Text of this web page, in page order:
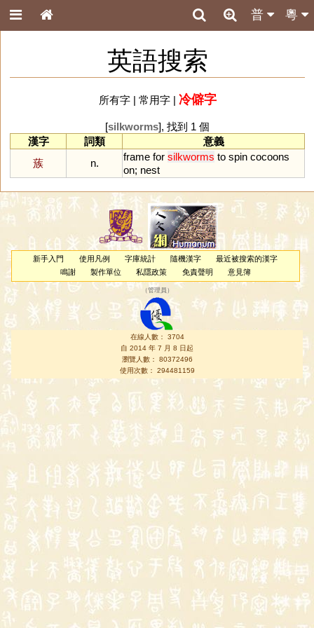
粵
普
英語搜索
所有字| 常用字| 冷僻字
[silkworms], 找到 1 個
漢字
詞類
意義
蔟
n.
frame for silkworms to spin cocoons
on; nest
新手入門 使用凡例 字庫統計 隨機漢字
最近被搜索的漢字
鳴謝
製作單位 私隱政策 免責聲明 意見簿
（管理員 ）
在線人數： 3704
自 2014 年 7 月 8 日起
瀏覽人數： 80372496
使用次數： 294481159